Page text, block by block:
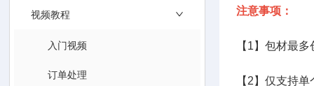
视频教程
入门视频
订单处理
注意事项：
【1】包材最
【2】仅支持